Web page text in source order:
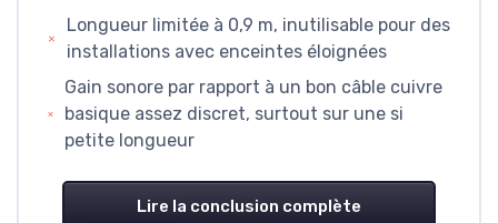
Longueur limitée à 0,9 m, inutilisable pour des
installations avec enceintes éloignées
Gain sonore par rapport à un bon câble cuivre
basique assez discret, surtout sur une si
petite longueur
Lire la conclusion complète